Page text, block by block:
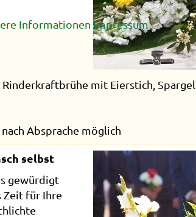
mit Eierstich,
Absprache möglich
selbst
gewürdigt
Zeit für Ihre
InformationenImpressum